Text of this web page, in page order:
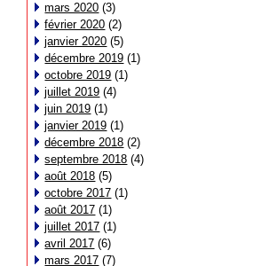
mars 2020 (3)
février 2020 (2)
janvier 2020 (5)
décembre 2019 (1)
octobre 2019 (1)
juillet 2019 (4)
juin 2019 (1)
janvier 2019 (1)
décembre 2018 (2)
septembre 2018 (4)
août 2018 (5)
octobre 2017 (1)
août 2017 (1)
juillet 2017 (1)
avril 2017 (6)
mars 2017 (7)